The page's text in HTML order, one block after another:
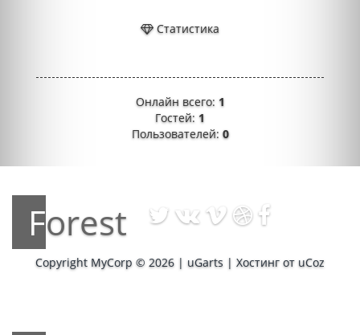
Статистика
Онлайн всего: 1
Гостей: 1
Пользователей:0
Forest
Copyright MyCorp © 2026 | uGarts | Хостинг от uCoz